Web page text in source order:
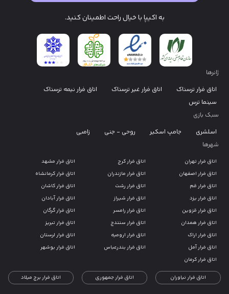
به اکیپا با خیال راحت اطمینان کنید.
ژانرها
اتاق فرار ترسناک
اتاق فرار غیر ترسناک
اتاق فرار نیمه ترسناک
سینما ترس
سبک بازی
اسلشری
جامپ اسکیر روحی - جنی
زامبی
شهرها
اتاق فرار تهران اتاق فرار کرج
اتاق فرار مشهد
اتاق فرار اصفهان
اتاق فرار مازندران
اتاق فرار کرمانشاه
اتاق فرار قم
اتاق فرار رشت
اتاق فرار کاشان
اتاق فرار یزد
اتاق فرار شیراز
اتاق فرار آبادان
اتاق فرار قزوین
اتاق فرار رامسر
اتاق فرار گرگان
اتاق فرار همدان
اتاق فرار سنندج
اتاق فرار تبریز
اتاق فرار اراک
اتاق فرار ارومیه
اتاق فرار لرستان
اتاق فرار آمل
اتاق فرار بندرعباس
اتاق فرار بوشهر
اتاق فرار کرمان
اتاق فرار نیاوران اتاق فرار جمهوری اتاق فرار برج میلاد